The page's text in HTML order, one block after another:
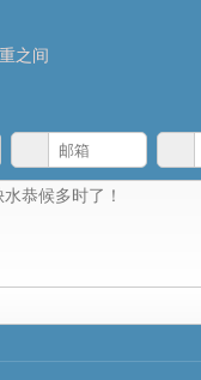
之间